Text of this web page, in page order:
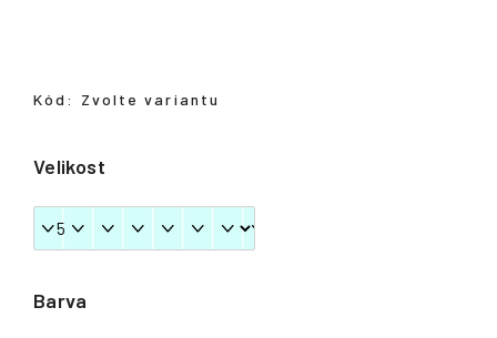
Barva
Velikost
Kód: Zvolte variantu